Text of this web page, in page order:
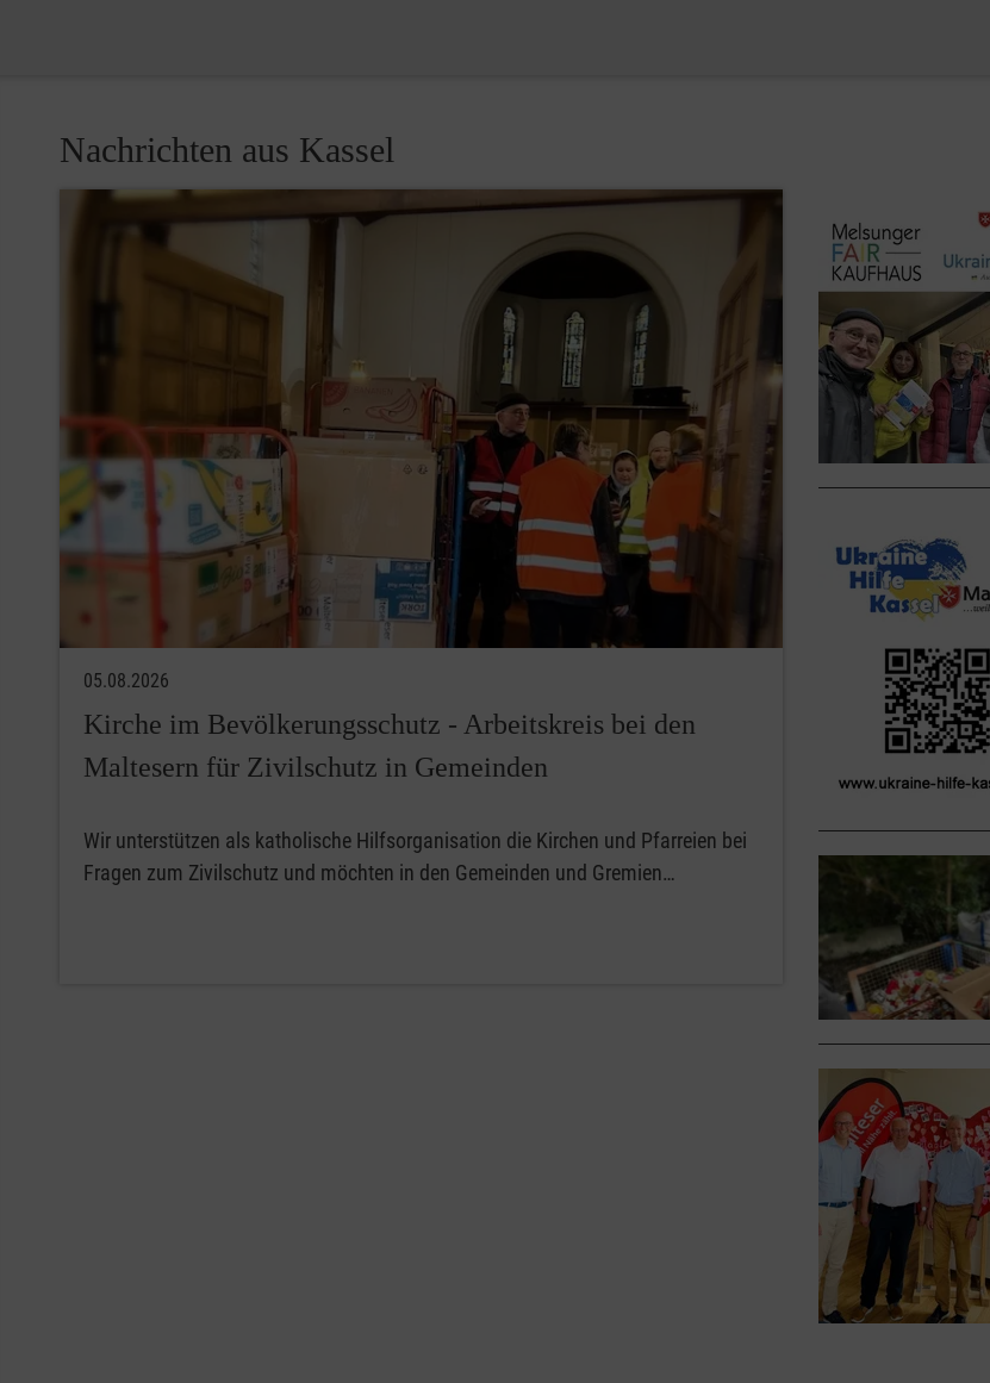
Nachrichten aus Kassel
05.08.2026
Kirche im Bevölkerungsschutz - Arbeitskreis bei den
Maltesern für Zivilschutz in Gemeinden
Wir unterstützen als katholische Hilfsorganisation die Kirchen und Pfarreien bei
Fragen zum Zivilschutz und möchten in den Gemeinden und Gremien…